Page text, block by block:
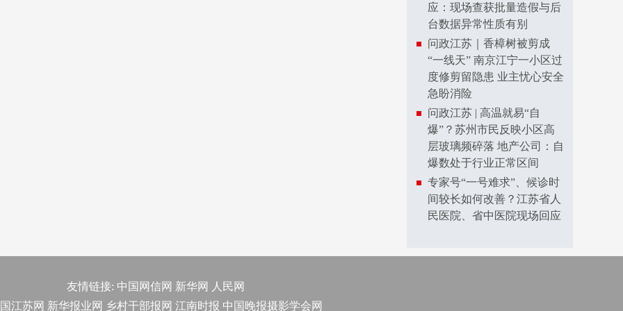
应：现场查获批量造假与后
台数据异常性质有别
问政江苏｜香樟树被剪成
“一线天” 南京江宁一小区过
度修剪留隐患 业主忧心安全
急盼消险
问政江苏 | 高温就易“自
爆”？苏州市民反映小区高
层玻璃频碎落 地产公司：自
爆数处于行业正常区间
专家号“一号难求”、候诊时
间较长如何改善？江苏省人
民医院、省中医院现场回应
友情链接: 中国网信网 新华网
人民网
江苏网 新华报业网 乡村干部报网 江南时报 中国晚报摄影学会网